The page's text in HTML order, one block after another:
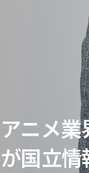
アニメ
が国立